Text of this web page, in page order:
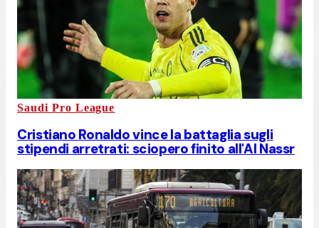
Saudi Pro League
Cristiano Ronaldo vince la battaglia sugli
stipendi arretrati: sciopero finito all'Al Nassr